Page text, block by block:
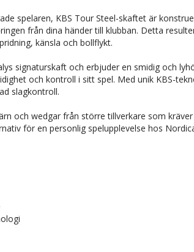
spelaren, KBS Tour Steel-skaftet är
från dina händer till klubban. Detta
känsla och bollflykt.
signaturskaft och erbjuder en smidig och
och kontroll i sitt spel. Med unik KBS-
slagkontroll.
och wedgar från större tillverkare som
för en personlig spelupplevelse hos